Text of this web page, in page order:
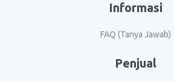
Informasi
FAQ (Tanya Jawab)
Penjual